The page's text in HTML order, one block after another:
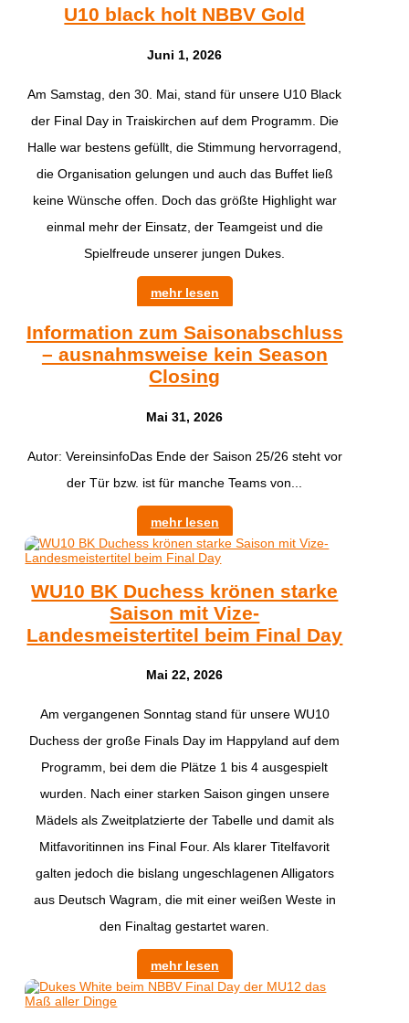
U10 black holt NBBV Gold
Juni 1, 2026
​Am Samstag, den 30. Mai, stand für unsere U10 Black
der Final Day in Traiskirchen auf dem Programm. Die
Halle war bestens gefüllt, die Stimmung hervorragend,
die Organisation gelungen und auch das Buffet ließ
keine Wünsche offen. Doch das größte Highlight war
einmal mehr der Einsatz, der Teamgeist und die
Spielfreude unserer jungen Dukes.
mehr lesen
Information zum Saisonabschluss
– ausnahmsweise kein Season
Closing
Mai 31, 2026
Autor: VereinsinfoDas Ende der Saison 25/26 steht vor
der Tür bzw. ist für manche Teams von...
mehr lesen
WU10 BK Duchess krönen starke
Saison mit Vize-
Landesmeistertitel beim Final Day
Mai 22, 2026
​Am vergangenen Sonntag stand für unsere WU10
Duchess der große Finals Day im Happyland auf dem
Programm, bei dem die Plätze 1 bis 4 ausgespielt
wurden. Nach einer starken Saison gingen unsere
Mädels als Zweitplatzierte der Tabelle und damit als
Mitfavoritinnen ins Final Four. Als klarer Titelfavorit
galten jedoch die bislang ungeschlagenen Alligators
aus Deutsch Wagram, die mit einer weißen Weste in
den Finaltag gestartet waren.
mehr lesen